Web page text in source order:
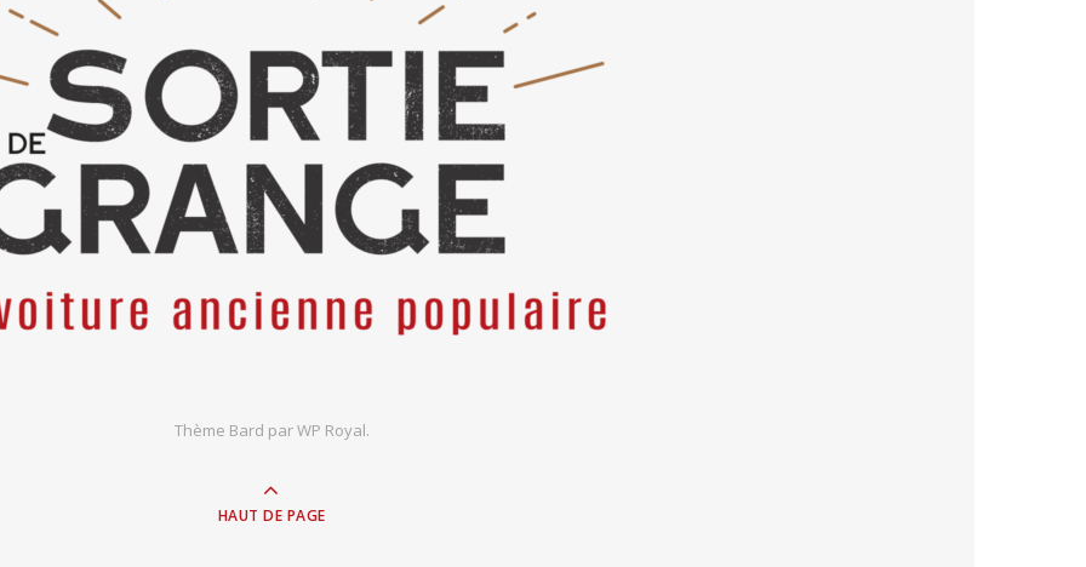
Thème Bard parWP Royal.
HAUT DE PAGE